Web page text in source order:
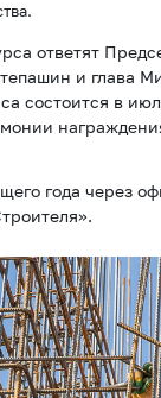
ответят
и глава
состоится в
года через